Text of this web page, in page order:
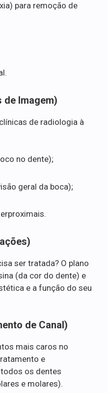
para remoção de
de Imagem)
de radiologia à
no dente);
geral da boca);
ser tratada? O plano
(da cor do dente) e
e a função do seu
de Canal)
mais caros no
e
os dentes
e molares).